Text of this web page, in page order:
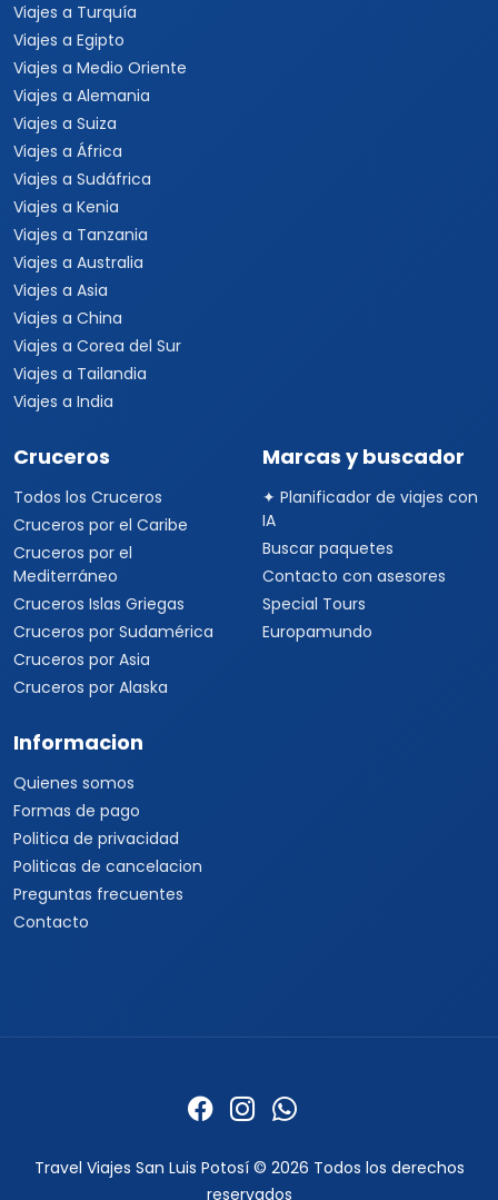
Viajes a Turquía
Viajes a Egipto
Viajes a Medio Oriente
Viajes a Alemania
Viajes a Suiza
Viajes a África
Viajes a Sudáfrica
Viajes a Kenia
Viajes a Tanzania
Viajes a Australia
Viajes a Asia
Viajes a China
Viajes a Corea del Sur
Viajes a Tailandia
Viajes a India
Cruceros
Todos los Cruceros
Cruceros por el Caribe
Cruceros por el
Mediterráneo
Cruceros Islas Griegas
Cruceros por Sudamérica
Cruceros por Asia
Cruceros por Alaska
Marcas y buscador
✦ Planificador de viajes con
IA
Buscar paquetes
Contacto con asesores
Special Tours
Europamundo
Informacion
Quienes somos
Formas de pago
Politica de privacidad
Politicas de cancelacion
Preguntas frecuentes
Contacto
Travel Viajes San Luis Potosí © 2026 Todos los derechos
reservados